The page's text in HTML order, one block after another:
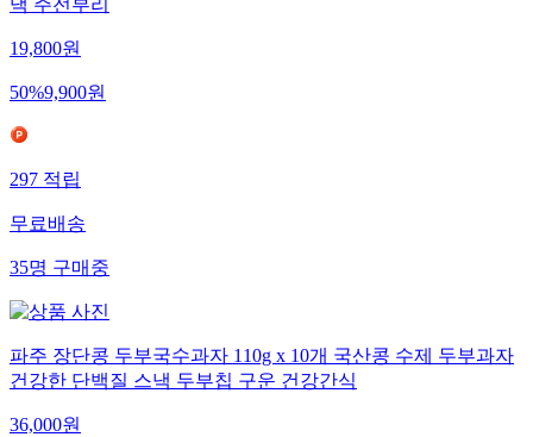
낵 주전부리
19,800원
50%9,900원
297 적립
무료배송
35명 구매중
파주 장단콩 두부국수과자 110g x 10개 국산콩 수제 두부과자
건강한 단백질 스낵 두부칩 구운 건강간식
36,000원